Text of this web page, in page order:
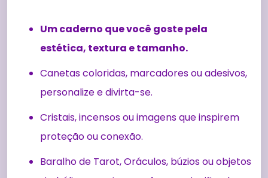
Um caderno que você goste pela
estética, textura e tamanho.
Canetas coloridas, marcadores ou adesivos,
personalize e divirta-se.
Cristais, incensos ou imagens que inspirem
proteção ou conexão.
Baralho de Tarot, Oráculos, búzios ou objetos